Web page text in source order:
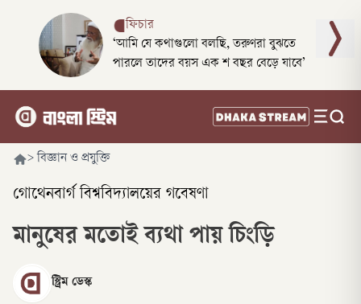
ফিচার
‘আমি যে কথাগুলো বলছি, তরুণরা বুঝতে
পারলে তাদের বয়স এক শ বছর বেড়ে যাবে’
> বিজ্ঞান ও প্রযুক্তি
গোথেনবার্গ বিশ্ববিদ্যালয়ের গবেষণা
মানুষের মতোই ব্যথা পায় চিংড়ি
স্ট্রিম ডেস্ক